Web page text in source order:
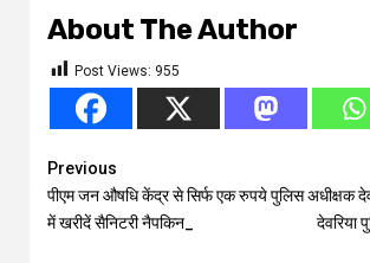
About The Author
Post Views: 955
Continue
Reading
Previous
पीएम जन औषधि केंद्र से सिर्फ एक रुपये
में खरीदें सैनिटरी नैपकिन_
पुलिस अधीक्षक
देवरिया